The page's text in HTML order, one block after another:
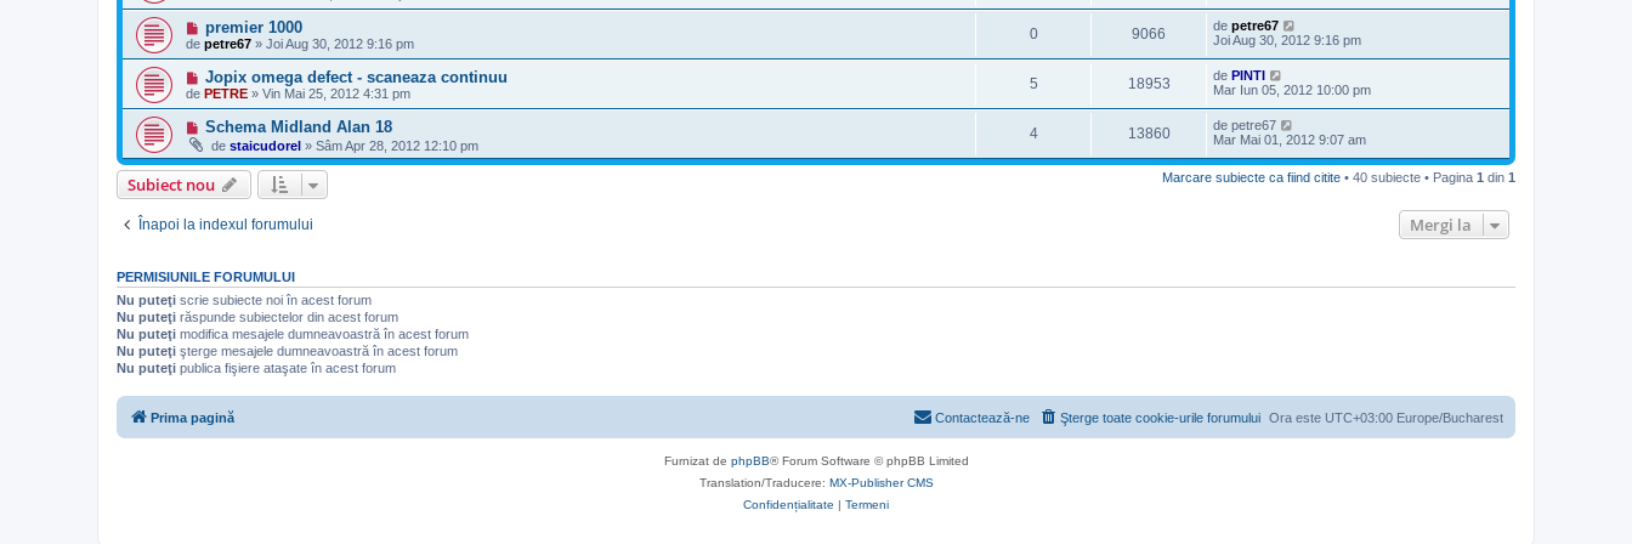
premier 1000
de petre67 » Joi Aug 30, 2012 9:16 pm
0 9066 de petre67
Joi Aug 30, 2012 9:16 pm
Jopix omega defect - scaneaza continuu
de PETRE » Vin Mai 25, 2012 4:31 pm
5 18953 de PINTI
Mar Iun 05, 2012 10:00 pm
Schema Midland Alan 18
de staicudorel » Sâm Apr 28, 2012 12:10 pm
4 13860 de petre67
Mar Mai 01, 2012 9:07 am
Subiect nou Marcare subiecte ca fiind citite • 40 subiecte • Pagina 1 din 1
Înapoi la indexul forumului Mergi la
PERMISIUNILE FORUMULUI
Nu puteţi scrie subiecte noi în acest forum
Nu puteţi răspunde subiectelor din acest forum
Nu puteţi modifica mesajele dumneavoastră în acest forum
Nu puteţi şterge mesajele dumneavoastră în acest forum
Nu puteţi publica fişiere ataşate în acest forum
Prima pagină Ora este UTC+03:00 Europe/Bucharest
Şterge toate cookie-urile forumului
Contactează-ne
Furnizat de phpBB® Forum Software © phpBB Limited
Translation/Traducere: MX-Publisher CMS
Confidențialitate | Termeni